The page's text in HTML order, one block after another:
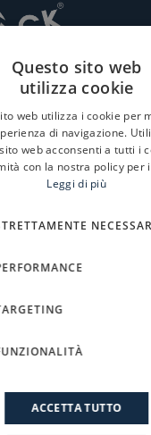
Questo sito web
utilizza cookie
web utilizza i cookie per
di navigazione.
web acconsenti a tutti i
con la nostra policy per
Leggi di più
ACCETTA TUTTO